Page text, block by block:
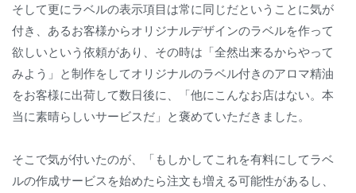
そして更にラベルの表示項目は常に同じだということに気が
付き、あるお客様からオリジナルデザインのラベルを作って
欲しいという依頼があり、その時は「全然出来るからやって
みよう」と制作をしてオリジナルのラベル付きのアロマ精油
をお客様に出荷して数日後に、「他にこんなお店はない。本
当に素晴らしいサービスだ」と褒めていただきました。
そこで気が付いたのが、「もしかしてこれを有料にしてラベ
ルの作成サービスを始めたら注文も増える可能性があるし、